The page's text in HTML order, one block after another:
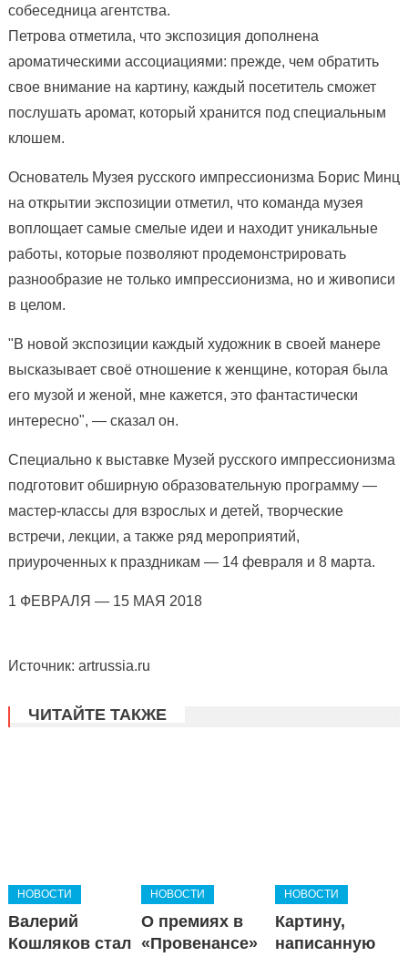
собеседница агентства.
Петрова отметила, что экспозиция дополнена
ароматическими ассоциациями: прежде, чем обратить
свое внимание на картину, каждый посетитель сможет
послушать аромат, который хранится под специальным
клошем.
Основатель Музея русского импрессионизма Борис Минц
на открытии экспозиции отметил, что команда музея
воплощает самые смелые идеи и находит уникальные
работы, которые позволяют продемонстрировать
разнообразие не только импрессионизма, но и живописи
в целом.
"В новой экспозиции каждый художник в своей манере
высказывает своё отношение к женщине, которая была
его музой и женой, мне кажется, это фантастически
интересно", — сказал он.
Специально к выставке Музей русского импрессионизма
подготовит обширную образовательную программу —
мастер-классы для взрослых и детей, творческие
встречи, лекции, а также ряд мероприятий,
приуроченных к праздникам — 14 февраля и 8 марта.
1 ФЕВРАЛЯ — 15 МАЯ 2018
Источник: artrussia.ru
ЧИТАЙТЕ ТАКЖЕ
НОВОСТИ
Валерий
Кошляков стал
НОВОСТИ
О премиях в
«Провенансе»
НОВОСТИ
Картину,
написанную